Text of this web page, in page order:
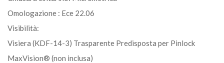
Omologazione : Ece 22.06
Visibilità:
Visiera (KDF-14-3) Trasparente Predisposta per Pinlock
MaxVision® (non inclusa)